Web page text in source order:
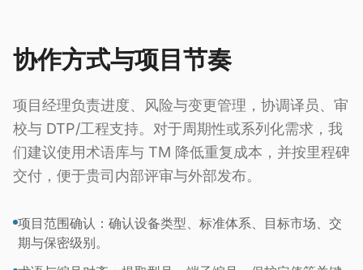
协作方式与项目节奏
项目经理负责进度、风险与变更管理，协调译员、审
校与 DTP/工程支持。对于周期性或系列化需求，我
们建议使用术语库与 TM 降低重复成本，并按里程碑
交付，便于贵司内部评审与外部发布。
项目范围确认：确认设备类型、标准体系、目标市场、交
期与保密级别。